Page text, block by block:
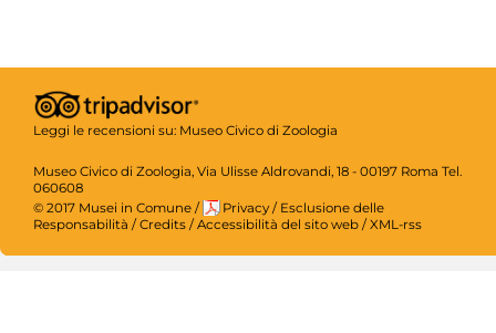
Leggi le recensioni su: Museo Civico di Zoologia
Museo Civico di Zoologia, Via Ulisse Aldrovandi, 18 - 00197 Roma Tel.
060608
© 2017 Musei in Comune / Privacy / Esclusione delle
Responsabilità / Credits / Accessibilità del sito web / XML-rss